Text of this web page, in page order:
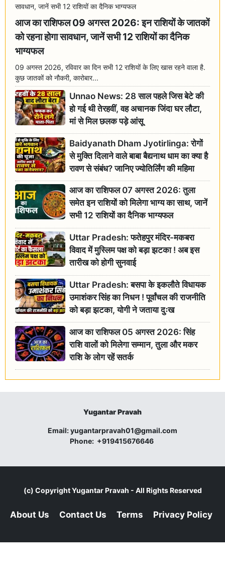
आज का राशिफल 09 अगस्त 2026: इन राशियों के जातकों
को रहना होगा सावधान, जानें सभी 12 राशियों का दैनिक
भाग्यफल
09 अगस्त 2026, रविवार का दिन सभी 12 राशियों के लिए खास रहने वाला है.
कुछ जातकों को नौकरी, कारोबार...
Unnao News: 28 साल पहले जिस बेटे की
हो गई थी तेरहवीं, वह अचानक जिंदा घर लौटा,
मां से मिल छलक पड़े आंसू
Baidyanath Dham Jyotirlinga: रोगों
से मुक्ति दिलाने वाले बाबा बैद्यनाथ धाम का क्या है
रावण से संबंध? जानिए ज्योतिर्लिंग की महिमा
आज का राशिफल 07 अगस्त 2026: तुला
समेत इन राशियों को मिलेगा भाग्य का साथ, जानें
सभी 12 राशियों का दैनिक भाग्यफल
Uttar Pradesh: फतेहपुर मंदिर-मकबरा
विवाद में मुस्लिम पक्ष को बड़ा झटका ! अब इस
तारीख को होगी सुनवाई
Uttar Pradesh: बसपा के इकलौते विधायक
उमाशंकर सिंह का निधन ! पूर्वांचल की राजनीति
को बड़ा झटका, योगी ने जताया दुःख
आज का राशिफल 05 अगस्त 2026: सिंह
राशि वालों को मिलेगा सम्मान, तुला और मकर
राशि के लोग रहें सतर्क
Yugantar Pravah
Email:yugantarpravah01@gmail.com
Phone: +919415676646
(c) CopyrightYugantar Pravah - All Rights Reserved
About Us Contact Us Terms Privacy Policy